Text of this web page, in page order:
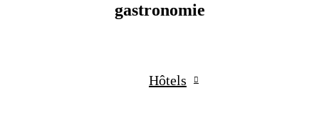
gastronomie
Hôtels